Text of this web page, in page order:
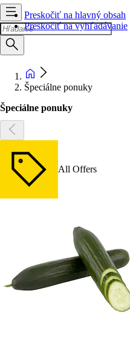
Preskočiť na hlavný obsah
Preskočiť na vyhľadávanie
Špeciálne ponuky
Špeciálne ponuky
All Offers